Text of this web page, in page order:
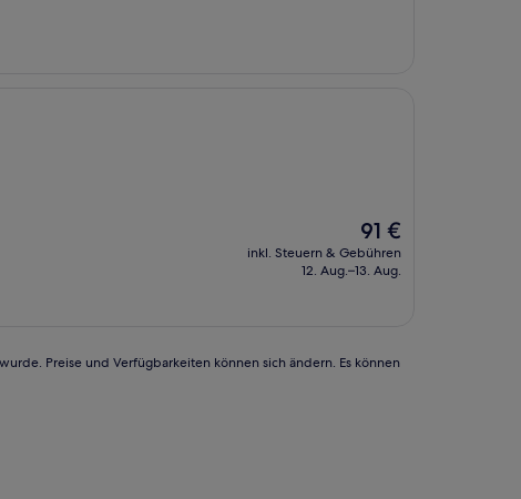
Der
Preis
beträgt
91 €
inkl. Steuern & Gebühren
12. Aug.–13. Aug.
Preise und Verfügbarkeiten können sich ändern. Es können